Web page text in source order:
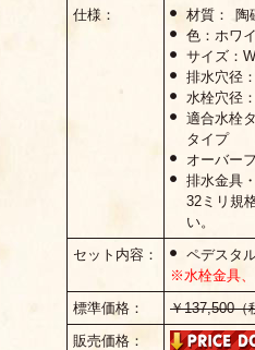
仕様：
材質： 陶
色：ホワ
サイズ
排水穴径
水栓穴径
適合水栓
タイプ
オーバー
排水金具
32ミリ規
い。
セット内容：
ペデスタ
※水栓金具
標準価格：
￥137,500（
販売価格：